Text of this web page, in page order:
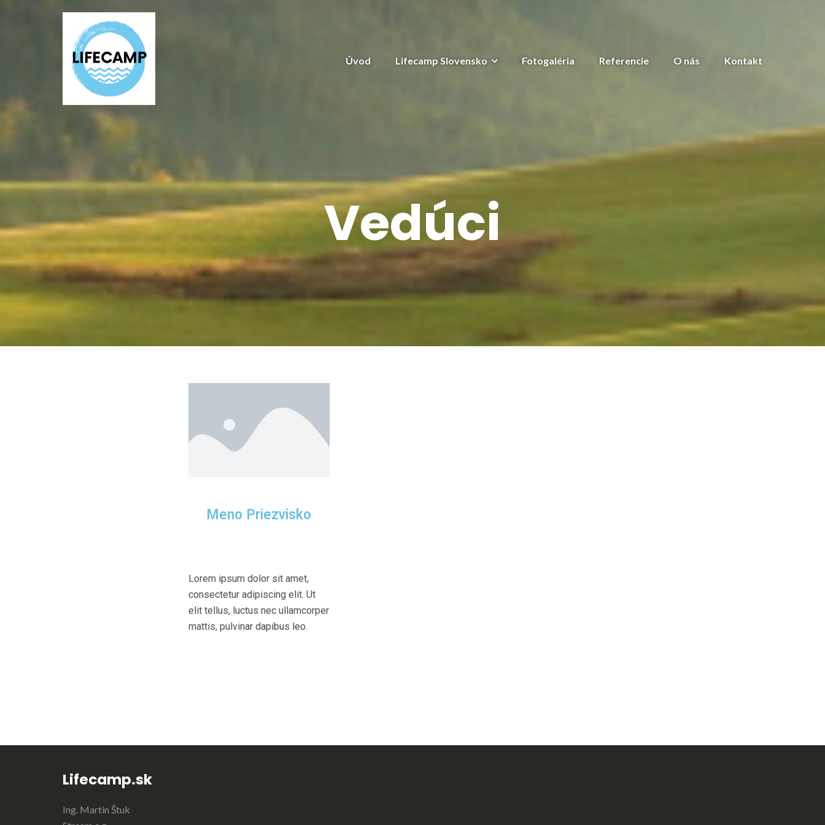
Úvod Lifecamp Slovensko Fotogaléria Referencie O nás Kontakt
Vedúci
Meno Priezvisko
Lorem ipsum dolor sit amet,
consectetur adipiscing elit. Ut
elit tellus, luctus nec ullamcorper
mattis, pulvinar dapibus leo.
Lifecamp.sk
Ing. Martin Štuk